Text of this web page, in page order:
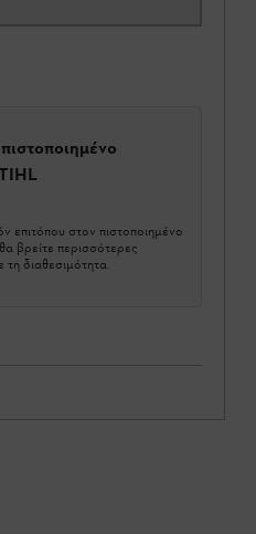
επιτόπου στον πιστοποιημένο
βρείτε περισσότερες
διαθεσιμότητα.